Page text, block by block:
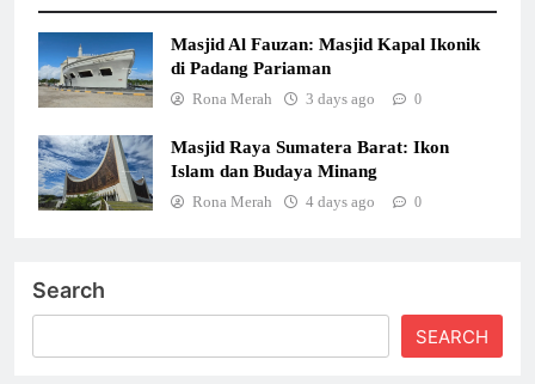
Masjid Al Fauzan: Masjid Kapal Ikonik
di Padang Pariaman
Rona Merah 3 days ago 0
Masjid Raya Sumatera Barat: Ikon
Islam dan Budaya Minang
Rona Merah 4 days ago 0
Search
SEARCH